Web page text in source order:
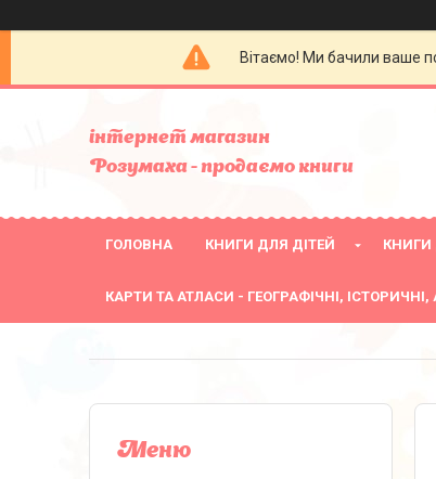
Вітаємо! Ми бачили ваше
інтернет магазин
Розумаха - продаємо книги
ГОЛОВНА КНИГИ ДЛЯ ДІТЕЙ КНИГИ
КАРТИ ТА АТЛАСИ - ГЕОГРАФІЧНІ, ІСТОРИЧНІ,